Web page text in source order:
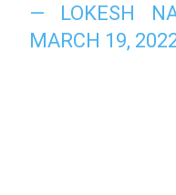
— LOKESH
MARCH 19,